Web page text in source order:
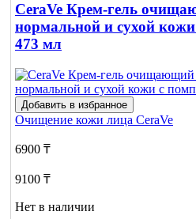
CeraVe Крем-гель
нормальной и сухой
473 мл
Добавить в избранное
Очищение кожи лица CeraVe
6900 ₸
9100 ₸
Нет в наличии